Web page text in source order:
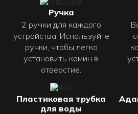
Ручка
2 ручки для каждого
устройства. Используйте
ручки, чтобы легко
установить камин в
отверстие.
Пластиковая трубка
для воды